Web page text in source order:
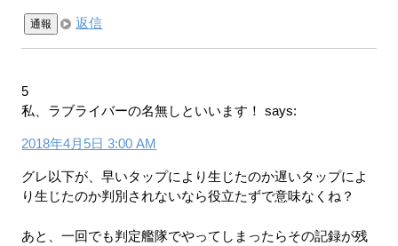
通報 返信
5
私、ラブライバーの名無しといいます！
says:
2018年4月5日 3:00 AM
グレ以下が、早いタップにより生じたのか遅いタップによ
り生じたのか判別されないなら役立たずで意味なくね？
あと、一回でも判定艦隊でやってしまったらその記録が残